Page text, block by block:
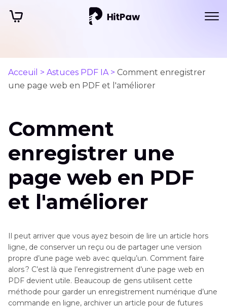
Acceuil > Astuces PDF IA > Comment enregistrer
une page web en PDF et l'améliorer
Comment
enregistrer une
page web en PDF
et l'améliorer
Il peut arriver que vous ayez besoin de lire un article hors
ligne, de conserver un reçu ou de partager une version
propre d’une page web avec quelqu’un. Comment faire
alors ? C’est là que l’enregistrement d’une page web en
PDF devient utile. Beaucoup de gens utilisent cette
méthode pour garder un enregistrement numérique d’une
commande en ligne, archiver un article pour de futures